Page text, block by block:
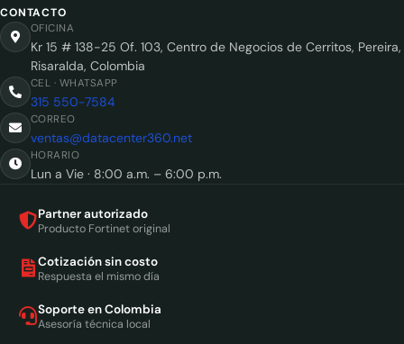
CONTACTO
OFICINA
Kr 15 # 138-25 Of. 103, Centro de Negocios de Cerritos, Pereira,
Risaralda, Colombia
CEL · WHATSAPP
315 550-7584
CORREO
ventas@datacenter360.net
HORARIO
Lun a Vie · 8:00 a.m. – 6:00 p.m.
Partner autorizado
Producto Fortinet original
Cotización sin costo
Respuesta el mismo día
Soporte en Colombia
Asesoría técnica local